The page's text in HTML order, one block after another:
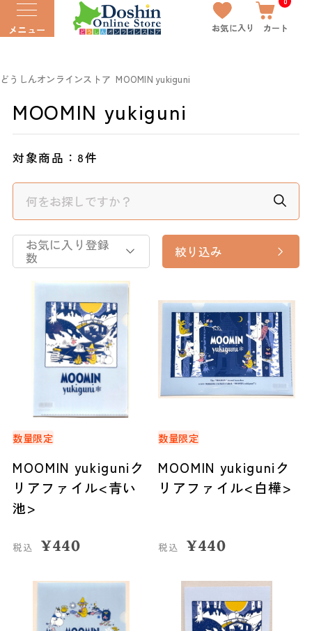
メニュー お気に入り カート
どうしんオンラインストア MOOMIN yukiguni
MOOMIN yukiguni
対象商品： 8件
お気に入り登録
数 絞り込み
数量限定
MOOMIN yukiguniク
リアファイル<青い
池>
税込 ¥440
数量限定
MOOMIN yukiguniク
リアファイル<白樺>
税込 ¥440